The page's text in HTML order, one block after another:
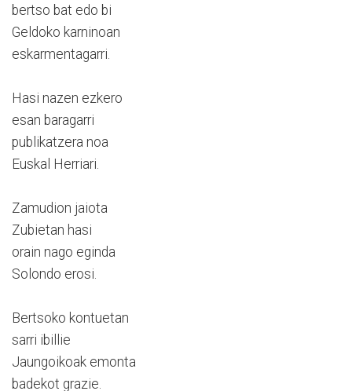
bertso bat edo bi
Geldoko karninoan
eskarmentagarri.
Hasi nazen ezkero
esan baragarri
publikatzera noa
Euskal Herriari.
Zamudion jaiota
Zubietan hasi
orain nago eginda
Solondo erosi.
Bertsoko kontuetan
sarri ibillie
Jaungoikoak emonta
badekot grazie.